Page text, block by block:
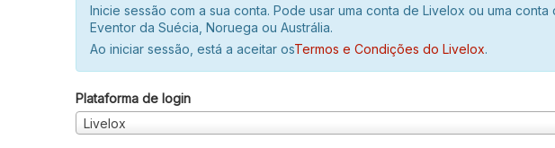
Inicie sessão com a sua conta. Pode usar uma conta de Livelox ou uma conta
Eventor da Suécia, Noruega ou Austrália.
Ao iniciar sessão, está a aceitar osTermos e Condições do Livelox.
Plataforma de login
Livelox